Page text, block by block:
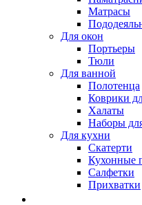
Матрасы
Для окон
Портьеры
Тюли
Для ванной
Полотенца
Коврики
Халаты
Наборы
Для кухни
Скатерти
Кухонные
Салфетки
Прихватки